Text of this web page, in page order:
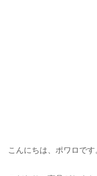
こんにちは、ポワロです